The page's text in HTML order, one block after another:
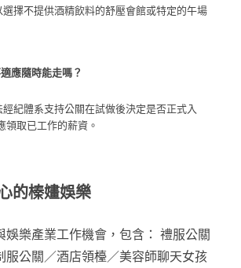
擇不提供酒精飲料的舒壓會館或特定的午場
應隨時能走嗎？
紀體系支持公關在試做後決定是否正式入
領取已工作的薪資。
的榛嫿娛樂
娛樂產業工作機會，包含： 禮服公關
服公關／酒店領檯／美容師聊天女孩